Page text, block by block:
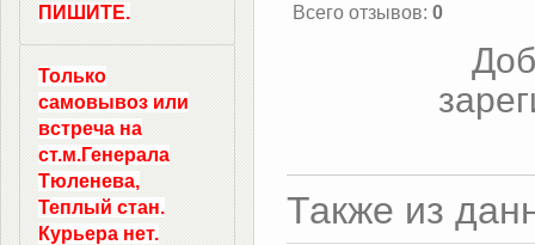
Всего отзывов: 0
Также из
ПИШИТЕ.
Только
самовывоз или
встреча на
ст.м.Генерала
Тюленева,
Теплый стан.
Курьера нет.